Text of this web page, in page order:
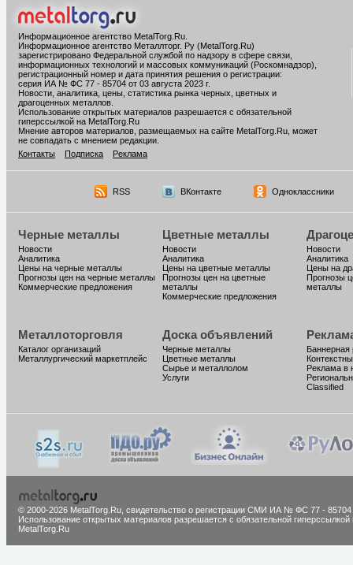
Информационное агентство MetalTorg.Ru
Информационное агентство Металлторг. Ру (MetalTorg.Ru)
зарегистрировано Федеральной службой по надзору в сфере связи,
информационных технологий и массовых коммуникаций (Роскомнадзор),
регистрационный номер и дата принятия решения о регистрации:
серия ИА № ФС 77 - 85704 от 03 августа 2023 г.
Новости, аналитика, цены, статистика рынка черных, цветных и
драгоценных металлов.
Использование открытых материалов разрешается с обязательной
гиперссылкой на MetalTorg.Ru
Мнение авторов материалов, размещаемых на сайте MetalTorg.Ru, может
не совпадать с мнением редакции.
Контакты
Подписка Реклама
RSS ВКонтакте Одноклассники
Черные металлы
Новости
Аналитика
Цены на черные металлы
Прогнозы цен на черные металлы
Коммерческие предложения
Цветные металлы
Новости
Аналитика
Цены на цветные металлы
Прогнозы цен на цветные
металлы
Коммерческие предложения
Новости
Аналитика
Цены на
Прогнозы
металлы
Металлоторговля
Каталог организаций
Металлургический маркетплейс
Доска объявлений
Черные металлы
Цветные металлы
Сырье и металлолом
Услуги
Баннерная
Реклама в
Classified
© 2000-2026 MetalTorg.Ru, cвидетельство о регистрации СМИ ИА № ФС 77 - 85704
Использование открытых материалов разрешается с обязательной гиперссылкой
MetalTorg.Ru